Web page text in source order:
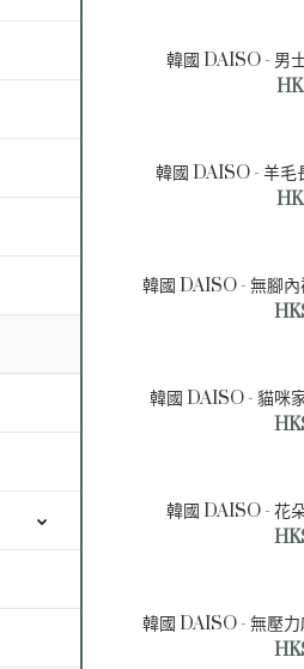
韓國 DAISO - 男
韓國 DAISO - 羊
韓國 DAISO - 貓咪
韓國 DAISO - 花